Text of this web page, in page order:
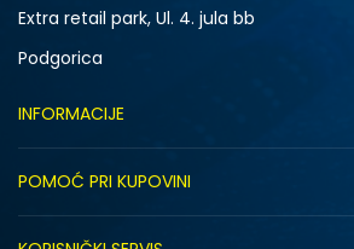
Extra retail park, Ul. 4. jula bb
Podgorica
INFORMACIJE
Zapošljavanje
POMOĆ PRI KUPOVINI